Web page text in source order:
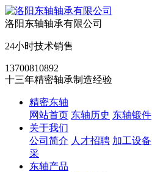
洛阳东轴轴承有限公司
24小时技术销售
13700810892
十三年精密轴承制造经验
精密东轴
网站首页 东轴历史 东轴锻件
关于我们
公司简介 人才招聘 加工设备
采
东轴产品